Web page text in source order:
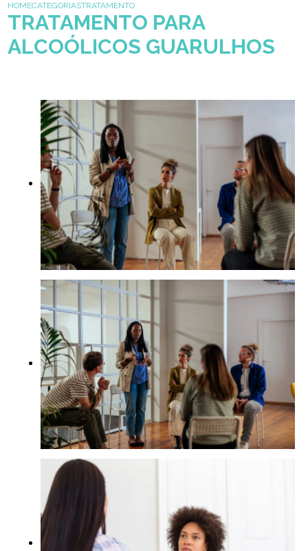
HOMECATEGORIASTRATAMENTO PARA ALCOOLICOS GUARULHOS
TRATAMENTO PARA
ALCOÓLICOS GUARULHOS